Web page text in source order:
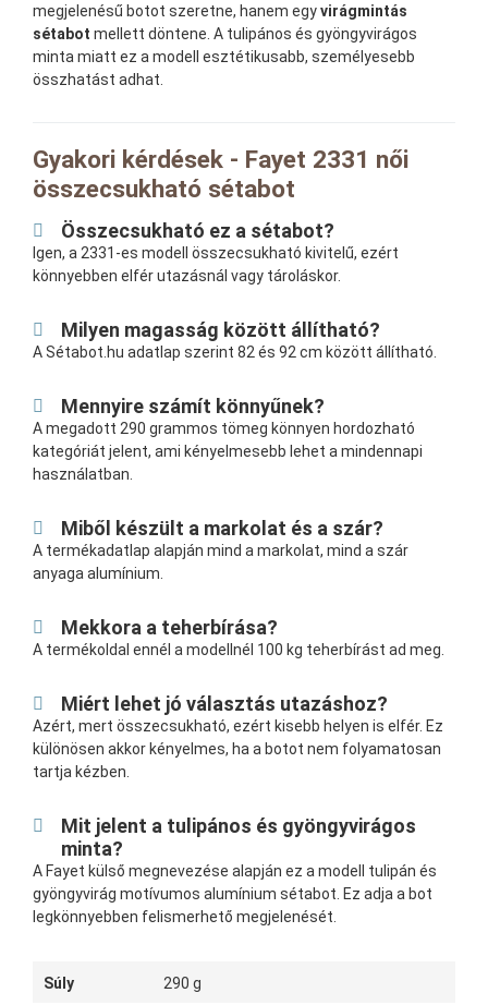
megjelenésű botot szeretne, hanem egyvirágmintás
sétabot mellett döntene. A tulipános és gyöngyvirágos
minta miatt ez a modell esztétikusabb, személyesebb
összhatást adhat.
Gyakori kérdések - Fayet 2331 női
összecsukható sétabot
Összecsukható ez a sétabot?
Igen, a 2331-es modell összecsukható kivitelű, ezért
könnyebben elfér utazásnál vagy tároláskor.
Milyen magasság között állítható?
A Sétabot.hu adatlap szerint 82 és 92 cm között állítható.
Mennyire számít könnyűnek?
A megadott 290 grammos tömeg könnyen hordozható
kategóriát jelent, ami kényelmesebb lehet a mindennapi
használatban.
Miből készült a markolat és a szár?
A termékadatlap alapján mind a markolat, mind a szár
anyaga alumínium.
Mekkora a teherbírása?
A termékoldal ennél a modellnél 100 kg teherbírást ad meg.
Miért lehet jó választás utazáshoz?
Azért, mert összecsukható, ezért kisebb helyen is elfér. Ez
különösen akkor kényelmes, ha a botot nem folyamatosan
tartja kézben.
Mit jelent a tulipános és gyöngyvirágos
minta?
A Fayet külső megnevezése alapján ez a modell tulipán és
gyöngyvirág motívumos alumínium sétabot. Ez adja a bot
legkönnyebben felismerhető megjelenését.
Súly 290 g